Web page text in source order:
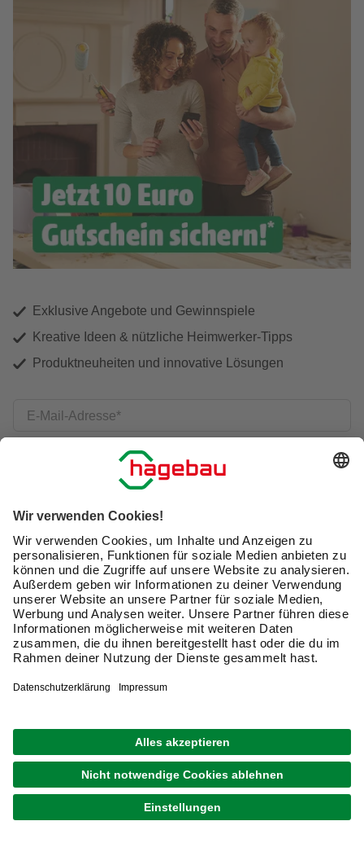
Exklusive Angebote und Gewinnspiele
Kreative Ideen & nützliche Heimwerker-Tipps
Produktneuheiten und innovative Lösungen
E-Mail-Adresse
Ich möchte auf michzugeschnittene E-Mail-Werbung
(inklusive den Newsletter) von hagebau erhalten. Ich
bin mit derNutzung meiner personenbezogenen
Daten durch hagebau, die E-Mail-Werbung, die
Analyse meines E-Mail-Umgangs sowie die
Zusammenführung und Analyse meiner Kaufdaten,
Coupons und Kartenvorteile umfasst, einverstanden.
Mein Einverständnis kann ich jederzeit widerrufen.
ich einen10 € Willkommensgutschein*.
Bitte beachte auch unsereDatenschutzhinweise.
JETZT ANMELDEN